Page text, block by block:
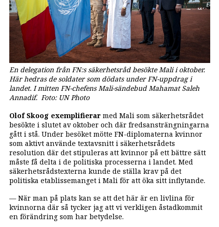
En delegation från FN:s säkerhetsråd besökte Mali i oktober.
Här hedras de soldater som dödats under FN-uppdrag i
landet. I mitten FN-chefens Mali-sändebud Mahamat Saleh
Annadif. Foto: UN Photo
Olof Skoog exemplifierarmed Mali som säkerhetsrådet
besökte i slutet av oktober och där fredsansträngningarna
gått i stå. Under besöket mötte FN-diplomaterna kvinnor
som aktivt använde textavsnitt i säkerhetsrådets
resolution där det stipuleras att kvinnor på ett bättre sätt
måste få delta i de politiska processerna i landet. Med
säkerhetsrådstexterna kunde de ställa krav på det
politiska etablissemanget i Mali för att öka sitt inflytande.
— När man på plats kan se att det här är en livlina för
kvinnorna där så tycker jag att vi verkligen åstadkommit
en förändring som har betydelse.